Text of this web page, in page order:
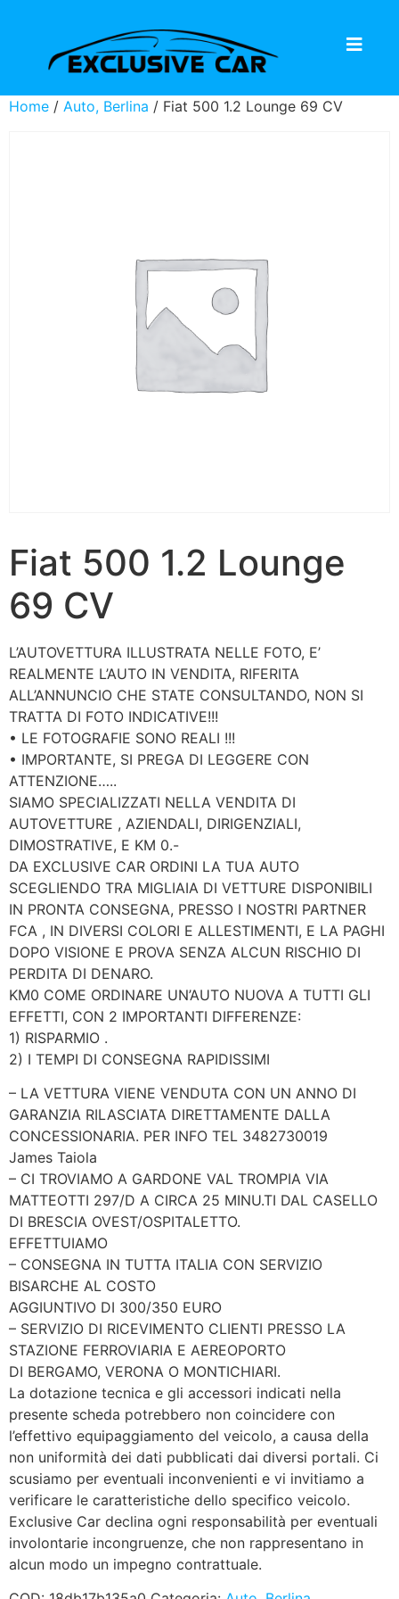
Home / Auto, Berlina / Fiat 500 1.2 Lounge 69 CV
Fiat 500 1.2 Lounge
69 CV
L’AUTOVETTURA ILLUSTRATA NELLE FOTO, E’
REALMENTE L’AUTO IN VENDITA, RIFERITA
ALL’ANNUNCIO CHE STATE CONSULTANDO, NON SI
TRATTA DI FOTO INDICATIVE!!!
• LE FOTOGRAFIE SONO REALI !!!
• IMPORTANTE, SI PREGA DI LEGGERE CON
ATTENZIONE…..
SIAMO SPECIALIZZATI NELLA VENDITA DI
AUTOVETTURE , AZIENDALI, DIRIGENZIALI,
DIMOSTRATIVE, E KM 0.-
DA EXCLUSIVE CAR ORDINI LA TUA AUTO
SCEGLIENDO TRA MIGLIAIA DI VETTURE DISPONIBILI
IN PRONTA CONSEGNA, PRESSO I NOSTRI PARTNER
FCA , IN DIVERSI COLORI E ALLESTIMENTI, E LA PAGHI
DOPO VISIONE E PROVA SENZA ALCUN RISCHIO DI
PERDITA DI DENARO.
KM0 COME ORDINARE UN’AUTO NUOVA A TUTTI GLI
EFFETTI, CON 2 IMPORTANTI DIFFERENZE:
1) RISPARMIO .
2) I TEMPI DI CONSEGNA RAPIDISSIMI
– LA VETTURA VIENE VENDUTA CON UN ANNO DI
GARANZIA RILASCIATA DIRETTAMENTE DALLA
CONCESSIONARIA. PER INFO TEL 3482730019
James Taiola
– CI TROVIAMO A GARDONE VAL TROMPIA VIA
MATTEOTTI 297/D A CIRCA 25 MINU.TI DAL CASELLO
DI BRESCIA OVEST/OSPITALETTO.
EFFETTUIAMO
– CONSEGNA IN TUTTA ITALIA CON SERVIZIO
BISARCHE AL COSTO
AGGIUNTIVO DI 300/350 EURO
– SERVIZIO DI RICEVIMENTO CLIENTI PRESSO LA
STAZIONE FERROVIARIA E AEREOPORTO
DI BERGAMO, VERONA O MONTICHIARI.
La dotazione tecnica e gli accessori indicati nella
presente scheda potrebbero non coincidere con
l’effettivo equipaggiamento del veicolo, a causa della
non uniformità dei dati pubblicati dai diversi portali. Ci
scusiamo per eventuali inconvenienti e vi invitiamo a
verificare le caratteristiche dello specifico veicolo.
Exclusive Car declina ogni responsabilità per eventuali
involontarie incongruenze, che non rappresentano in
alcun modo un impegno contrattuale.